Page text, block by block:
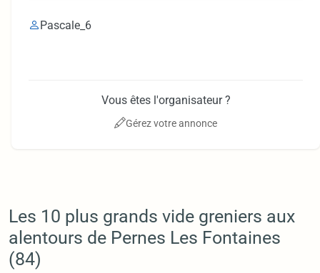
Pascale_6
Vous êtes l'organisateur ?
Gérez votre annonce
Les 10 plus grands vide greniers aux
alentours de Pernes Les Fontaines
(84)